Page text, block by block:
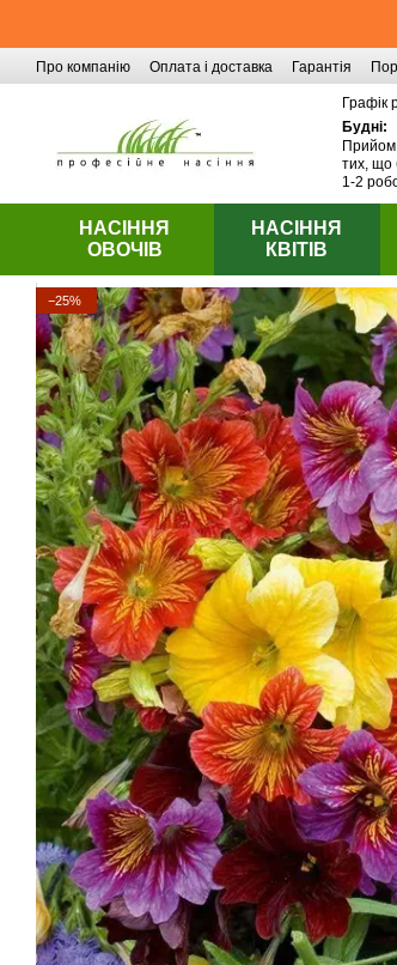
Про компанію Оплата і доставка Гарантія
Графік
Будні:
Прийом
тих, що
1-2
НАСІННЯ
ОВОЧІВ
НАСІННЯ
КВІТІВ
−25%